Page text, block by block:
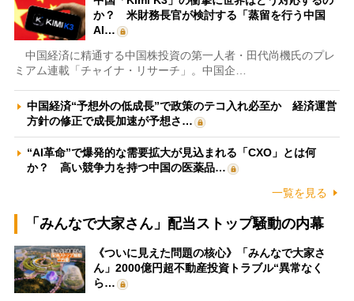
か？ 米財務長官が検討する「蒸留を行う中国
AI…
中国経済に精通する中国株投資の第一人者・田代尚機氏のプレ
ミアム連載「チャイナ・リサーチ」。中国企…
中国経済“予想外の低成長”で政策のテコ入れ必至か 経済運営
方針の修正で成長加速が予想さ…
“AI革命”で爆発的な需要拡大が見込まれる「CXO」とは何
か？ 高い競争力を持つ中国の医薬品…
一覧を見る
「みんなで大家さん」配当ストップ騒動の内幕
《ついに見えた問題の核心》「みんなで大家さ
ん」2000億円超不動産投資トラブル“異常なく
ら…